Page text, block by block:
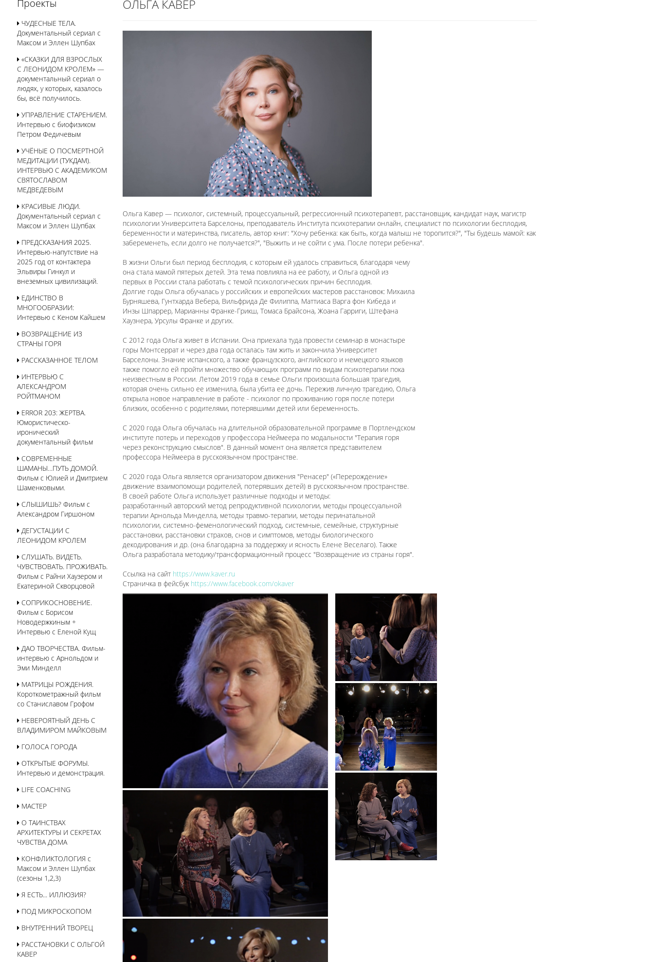
Проекты
ЧУДЕСНЫЕ ТЕЛА.
Документальный сериал с
Максом и Эллен Шупбах
«СКАЗКИ ДЛЯ ВЗРОСЛЫХ
С ЛЕОНИДОМ КРОЛЕМ» —
документальный сериал о
людях, у которых, казалось
бы, всё получилось.
УПРАВЛЕНИЕ СТАРЕНИЕМ.
Интервью с биофизиком
Петром Федичевым
УЧЁНЫЕ О ПОСМЕРТНОЙ
МЕДИТАЦИИ (ТУКДАМ).
ИНТЕРВЬЮ С АКАДЕМИКОМ
СВЯТОСЛАВОМ
МЕДВЕДЕВЫМ
КРАСИВЫЕ ЛЮДИ.
Документальный сериал с
Максом и Эллен Шупбах
ПРЕДСКАЗАНИЯ 2025.
Интервью-напутствие на
2025 год от контактера
Эльвиры Гинкул и
внеземных цивилизаций.
ЕДИНСТВО В
МНОГООБРАЗИИ:
Интервью с Кеном Кайшем
ВОЗВРАЩЕНИЕ ИЗ
СТРАНЫ ГОРЯ
РАССКАЗАННОЕ ТЕЛОМ
ИНТЕРВЬЮ С
АЛЕКСАНДРОМ
РОЙТМАНОМ
ERROR 203: ЖЕРТВА.
Юмористическо-
иронический
документальный фильм
СОВРЕМЕННЫЕ
ШАМАНЫ…ПУТЬ ДОМОЙ.
Фильм с Юлией и Дмитрием
Шаменковыми.
СЛЫШИШЬ? Фильм с
Александром Гиршоном
ДЕГУСТАЦИИ С
ЛЕОНИДОМ КРОЛЕМ
СЛУШАТЬ. ВИДЕТЬ.
ЧУВСТВОВАТЬ. ПРОЖИВАТЬ.
Фильм с Райни Хаузером и
Екатериной Скворцовой
СОПРИКОСНОВЕНИЕ.
Фильм с Борисом
Новодержкиным +
Интервью с Еленой Кущ
ДАО ТВОРЧЕСТВА. Фильм-
интервью с Арнольдом и
Эми Минделл
МАТРИЦЫ РОЖДЕНИЯ.
Короткометражный фильм
со Станиславом Грофом
НЕВЕРОЯТНЫЙ ДЕНЬ С
ВЛАДИМИРОМ МАЙКОВЫМ
ГОЛОСА ГОРОДА
ОТКРЫТЫЕ ФОРУМЫ.
Интервью и демонстрация.
LIFE COACHING
МАСТЕР
О ТАИНСТВАХ
АРХИТЕКТУРЫ И СЕКРЕТАХ
ЧУВСТВА ДОМА
КОНФЛИКТОЛОГИЯ с
Максом и Эллен Шупбах
(сезоны 1,2,3)
Я ЕСТЬ... ИЛЛЮЗИЯ?
ПОД МИКРОСКОПОМ
ВНУТРЕННИЙ ТВОРЕЦ
РАССТАНОВКИ С ОЛЬГОЙ
КАВЕР
ОЛЬГА КАВЕР
Ольга Кавер — психолог, системный, процессуальный, регрессионный психотерапевт, расстановщик, кандидат наук, магистр
психологии Университета Барселоны, преподаватель Института психотерапии онлайн, специалист по психологии бесплодия,
беременности и материнства, писатель, автор книг: "Хочу ребенка: как быть, когда малыш не торопится?", "Ты будешь мамой: как
забеременеть, если долго не получается?", "Выжить и не сойти с ума. После потери ребенка".
В жизни Ольги был период бесплодия, с которым ей удалось справиться, благодаря чему
она стала мамой пятерых детей. Эта тема повлияла на ее работу, и Ольга одной из
первых в России стала работать с темой психологических причин бесплодия.
Долгие годы Ольга обучалась у российских и европейских мастеров расстановок: Михаила
Бурняшева, Гунтхарда Вебера, Вильфрида Де Филиппа, Маттиаса Варга фон Кибеда и
Инзы Шпаррер, Марианны Франке-Грикш, Томаса Брайсона, Жоана Гарриги, Штефана
Хаузнера, Урсулы Франке и других.
С 2012 года Ольга живет в Испании. Она приехала туда провести семинар в монастыре
горы Монтсеррат и через два года осталась там жить и закончила Университет
Барселоны. Знание испанского, а также французского, английского и немецкого языков
также помогло ей пройти множество обучающих программ по видам психотерапии пока
неизвестным в России. Летом 2019 года в семье Ольги произошла большая трагедия,
которая очень сильно ее изменила, была убита ее дочь. Пережив личную трагедию, Ольга
открыла новое направление в работе - психолог по проживанию горя после потери
близких, особенно с родителями, потерявшими детей или беременность.
С 2020 года Ольга обучалась на длительной образовательной программе в Портлендском
институте потерь и переходов у профессора Неймеера по модальности "Терапия горя
через реконструкцию смыслов". В данный момент она является представителем
профессора Неймеера в русскоязычном пространстве.
С 2020 года Ольга является организатором движения "Ренасер" («Перерождение»
движение взаимопомощи родителей, потерявших детей) в русскоязычном пространстве.
В своей работе Ольга использует различные подходы и методы:
разработанный авторский метод репродуктивной психологии, методы процессуальной
терапии Арнольда Минделла, методы травмо-терапии, методы перинатальной
психологии, системно-феменологический подход, системные, семейные, структурные
расстановки, расстановки страхов, снов и симптомов, методы биологического
декодирования и др. (она благодарна за поддержку и ясность Елене Веселаго). Также
Ольга разработала методику/трансформационный процесс "Возвращение из страны горя".
Ссылка на сайт https://www.kaver.ru
Страничка в фейсбук https://www.facebook.com/okaver